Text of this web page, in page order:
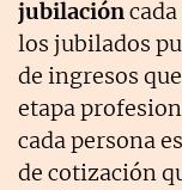
jubilación
los jubilados
de ingresos
etapa
cada persona
de cotización